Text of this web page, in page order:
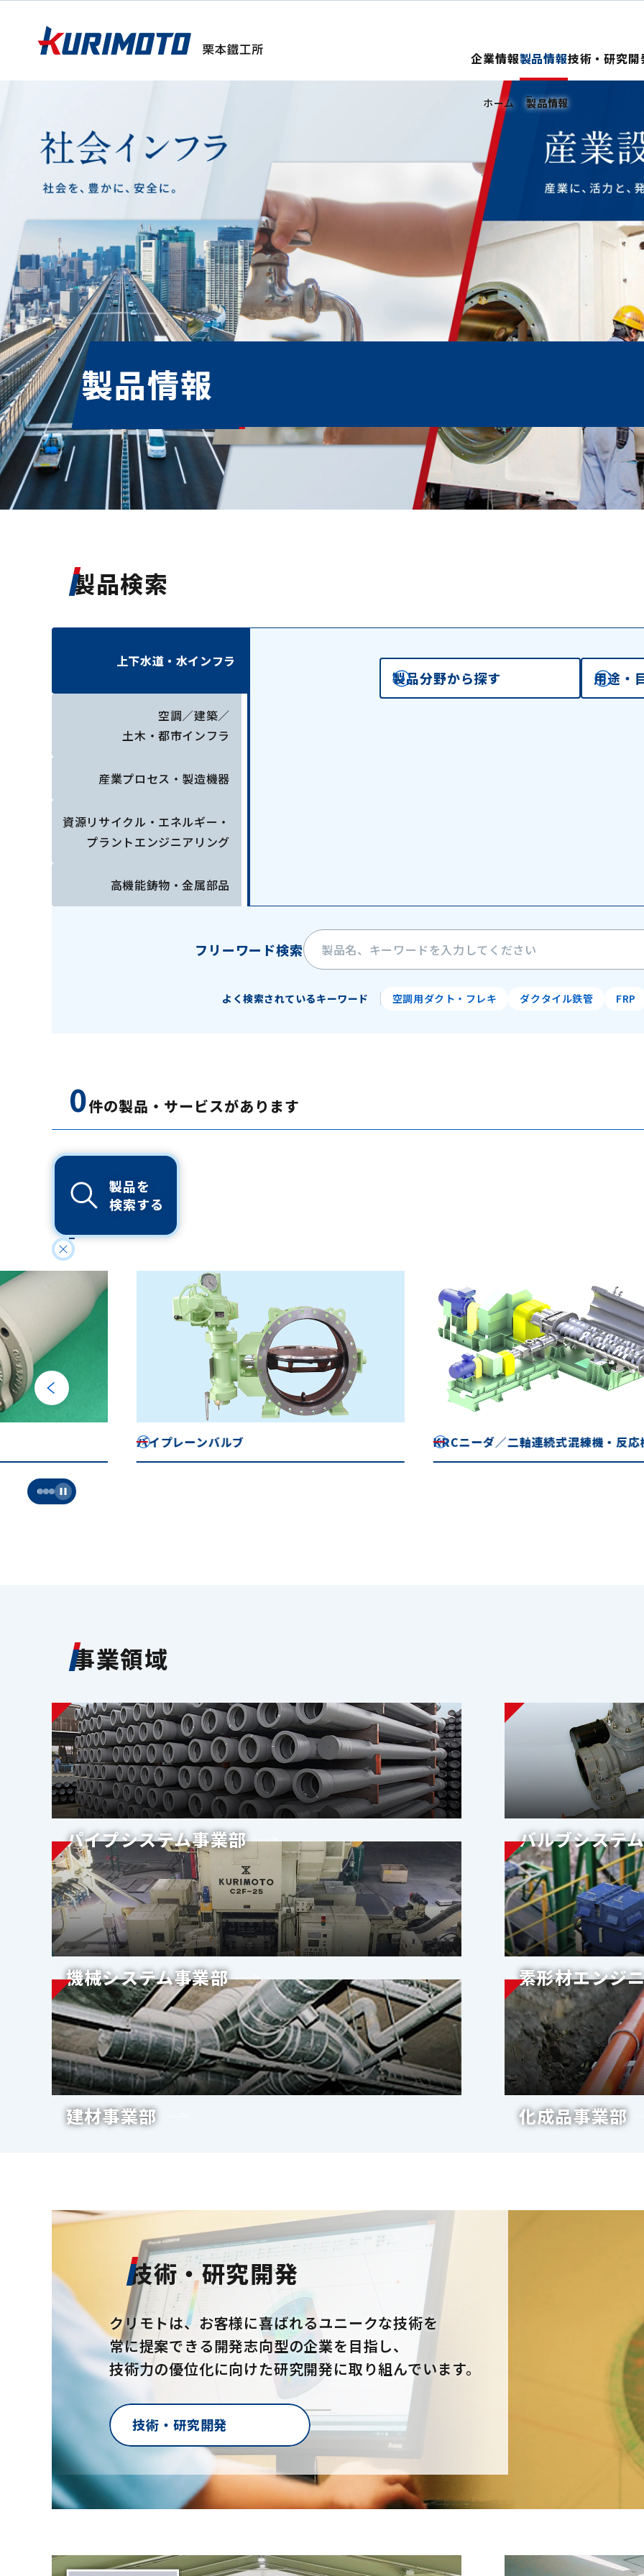
企業情報製品情報技術・研究開
ホーム 製品情報
製品情報
製品検索
上下水道・水インフラ
空調／建築／
土木・都市インフラ
産業プロセス・ 製造機器
資源リサイクル・ エネルギー・
プラントエンジニアリング
高機能鋳物・金属部品
製品分野から探す 用途・
フリーワード検索
よく検索されているキーワード 空調用ダクト・フレキ ダクタイル鉄管 FRP
0件の製品・サービスがあります
製品を
検索する
PICK UP
バイプレーンバルブ KRCニーダ／二軸連続式混練機・反応機
Pause
事業領域
パイプシステム事業部 バルブシステ
機械システム事業部 素形材エンジ
建材事業部 化成品事業部
技術・研究開発
クリモトは、お客様に喜ばれるユニークな技術を
常に提案できる開発志向型の企業を目指し、
技術力の優位化に向けた研究開発に取り組んでいます。
技術・研究開発